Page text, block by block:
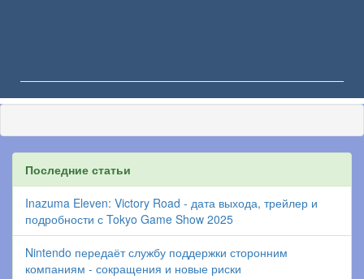
Последние статьи
Inazuma Eleven: Victory Road - дата выхода, трейлер и
подробности с Tokyo Game Show 2025
Nintendo передаёт службу поддержки сторонним
компаниям - сокращения и новые риски